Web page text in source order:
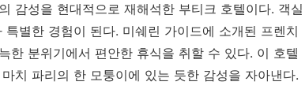
감성을 현대적으로 재해석한 부티크 호텔이다. 객실
별한 경험이 된다. 미쉐린 가이드에 소개된 프렌치
한 분위기에서 편안한 휴식을 취할 수 있다. 이 호텔
치 파리의 한 모퉁이에 있는 듯한 감성을 자아낸다.